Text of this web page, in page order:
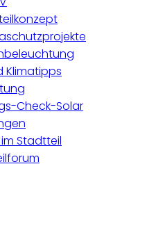
Klimatipps
Check-Solar
Stadtteil